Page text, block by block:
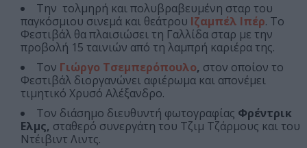
Την τολμηρή και πολυβραβευμένη σταρ του
παγκόσμιου σινεμά και θεάτρου Ιζαμπέλ Ιπέρ. Το
Φεστιβάλ θα πλαισιώσει τη Γαλλίδα σταρ με την
προβολή 15 ταινιών από τη λαμπρή καριέρα της.
Τον Γιώργο Τσεμπερόπουλο, στον οποίον το
Φεστιβάλ διοργανώνει αφιέρωμα και απονέμει
τιμητικό Χρυσό Αλέξανδρο.
Τον διάσημο διευθυντή φωτογραφίας Φρέντρικ
Ελμς, σταθερό συνεργάτη του Τζιμ Τζάρμους και του
Ντέιβιντ Λιντς.